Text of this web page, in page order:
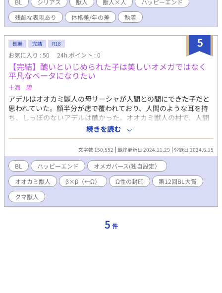
ま、ディランは彼らと共に暮らし始める。 当然その生活は穏やか
とはいかず、ディランは己の罪とアダムからの誘惑に悩み苦しむ
ことになる—— ◇ ◇ ◇ 獣人×ヒトの創作BLです シリアスで重い
話、受から攻へのメンタルアタック、やや残酷な表現など含みま
すが最終的にはハッピーエンドになります！ R描写ありの回には
※マークをつけます (pixivで連載している創作漫画のifルートです
が、これ単体でも読める話として書いています)
BL シリアス 獣人 獣人×人
ハッピーエンド
残酷な表現あり
体格差/年の差 執着
5
長編 完結 R18
お気に入り : 50 24h.ポイント : 0
【完結】醜いといじめられた子は美しいオメガではなく
平凡なベータになりたい
十海 碧
アデルはオオカミ獣人の母サーシャが人間との間にできた子だと
思われていた。顔半分が痣で覆われており、人間のような耳を持
ち、しっぽのないアデルは醜かった。オオカミ獣人の村で、人間
とのあいの子と虐げられていた。 サーシャが病気になり息を引き
取る前に、自分の子ではなく、今は滅んでしまったユーラシア国
王夫妻の子供であると告白した。 サーシャの死後、吟遊詩人のエ
ーリクに連れられて人間の村に住む。エーリクもユーラシア国の
元王子でアデルの兄弟だったのだ。 ポロトコ村という小さな村で
エーリクは酒場の歌手、アデルは住んでいる下宿の下働きをして
生きていた。 ある日、アデルは下宿の娘のマギーを助けるために
分身の術を使う。その衝撃で綺麗な銀色の髪と紫の瞳を持つ美人
に変身してしまう。その姿は母親であるリリアナというオメガ女
アデルは首都のアストラシティにある聖マリアンナ学園に入学す
る。全寮制の学園であり、オメガはそこで保護され、教育を受け
続きを読む
文字数 150,552 最終更新日 2024.11.29 登録日 2024.6.15
BL ハッピーエンド
オメガバース(独自設定）
オオカミ獣人
β×β（←Ω） Ω性の封印
第12回BL大賞
クマ獣人
5 件